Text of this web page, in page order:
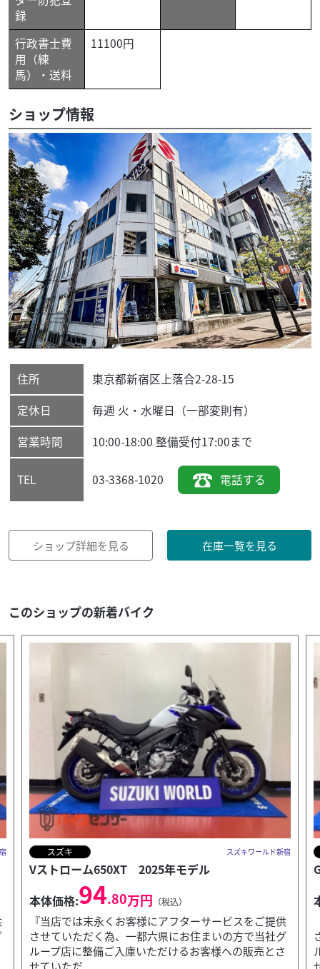
録
行政書士費
用（練
馬）・送料
11100円
ショップ情報
住所 東京都新宿区上落合2-28-15
定休日
毎週 火・水曜日（一部変則有）
営業時間
10:00-18:00 整備受付17:00まで
TEL 03-3368-1020 電話する
ショップ詳細を見る 在庫一覧を見る
このショップの新着バイク
スズキ スズキワールド新宿
GSX-8R 9205km走行 2024年モデル
本体価格:89.80万円 （税込）
『当店では末永くお客様にアフターサービスをご提供
させていただく為、一都六県にお住まいの方で当社グ
ループ店に整備ご入庫いただけるお客様への販売とさ
せていただ...